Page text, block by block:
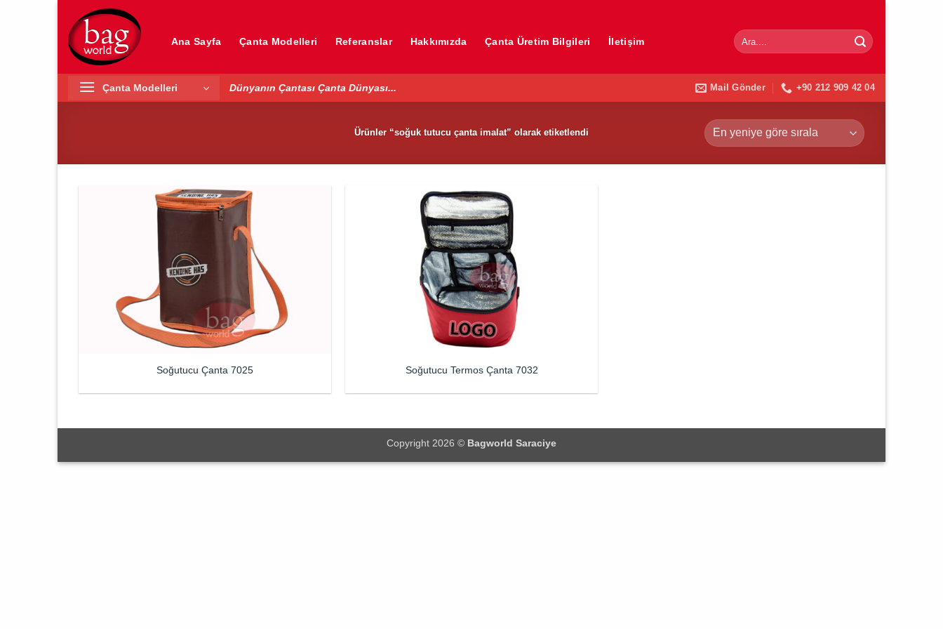
atla
Ana Sayfa Çanta Modelleri Referanslar Hakkımızda Çanta Üretim Bilgileri İletişim
Ara:
Çanta Modelleri Dünyanın Çantası Çanta Dünyası... Mail Gönder +90 212 909 42 04
Ürünler “soğuk tutucu çanta imalat” olarak etiketlendi
Soğutucu Çanta 7025 Soğutucu Termos Çanta 7032
Copyright 2026 © Bagworld Saraciye